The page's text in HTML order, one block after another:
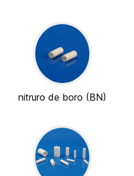
nitruro de boro (BN)